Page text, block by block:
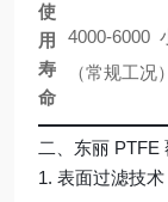
使
用
寿
命
4000-6000
（常规工况）
二、东丽 PTFE
1. 表面过滤技